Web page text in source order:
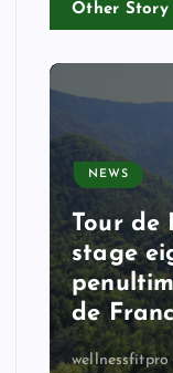
Other Story
NEWS
Tour de
stage
de
wellnessfitpro